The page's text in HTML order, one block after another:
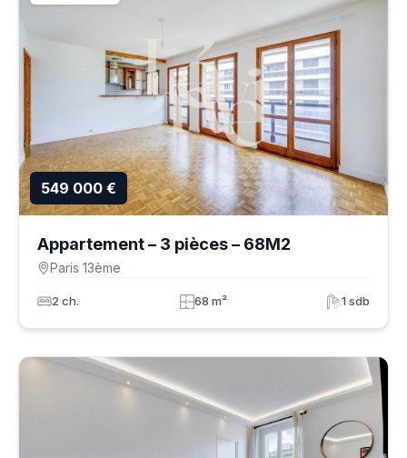
549 000 €
Appartement – 3 pièces – 68M2
Paris 13ème
2 ch. 68 m² 1 sdb